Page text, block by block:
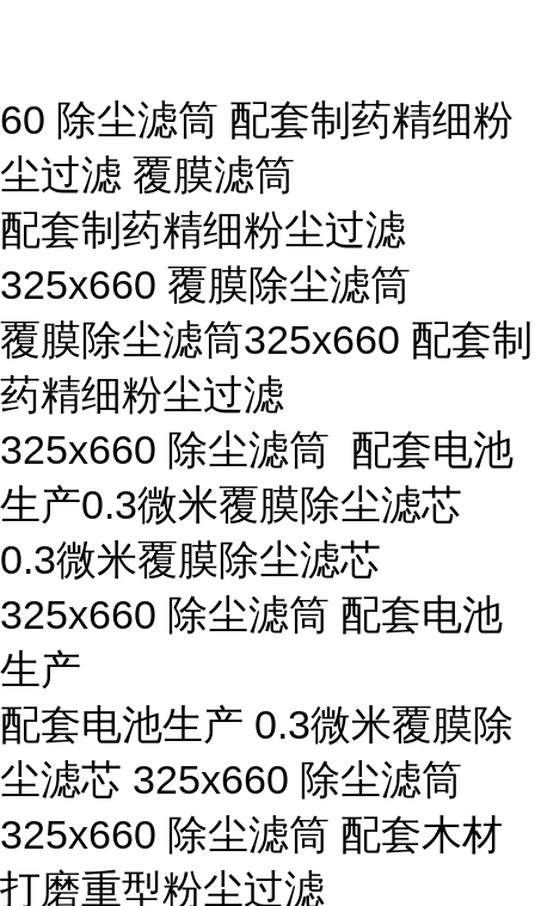
60 除尘滤筒 配套制药精细粉
尘过滤 覆膜滤筒
配套制药精细粉尘过滤
325x660 覆膜除尘滤筒
覆膜除尘滤筒325x660 配套制
药精细粉尘过滤
325x660 除尘滤筒 配套电池
生产0.3微米覆膜除尘滤芯
0.3微米覆膜除尘滤芯
325x660 除尘滤筒 配套电池
生产
配套电池生产 0.3微米覆膜除
尘滤芯 325x660 除尘滤筒
325x660 除尘滤筒 配套木材
打磨重型粉尘过滤